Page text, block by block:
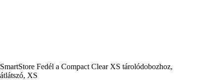
SmartStore Fedél a Compact Clear XS tárolódobozhoz,
átlátszó, XS